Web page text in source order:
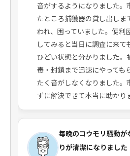
音がするようになりました。
たところ捕獲器の貸し出しま
われ、困っていました。便利
してみると当日に調査に来て
ひどい状態と分かりました。
毒・封鎖まで迅速にやっても
たく音がしなくなりました。
ずに解決できて本当に助かり
毎晩のコウモリ騒動が
りが清潔になりました